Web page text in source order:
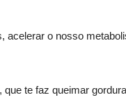
acelerar o nosso
te faz queimar